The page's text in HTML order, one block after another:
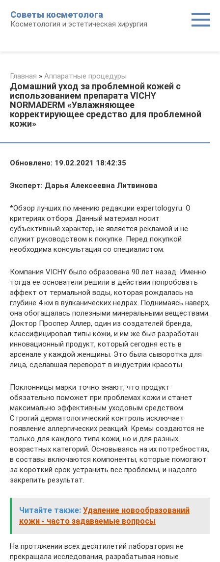
контенту
Советы косметолога
Косметология и эстетическая хирургия
Главная » Аппаратные процедуры
Домашний уход за проблемной кожей с
использованием препарата VICHY
NORMADERM «Увлажняющее
корректирующее средство для проблемной
кожи»
Обновлено: 19.02.2021 18:42:35
Эксперт: Дарья Алексеевна Литвинова
*Обзор лучших по мнению редакции expertology.ru. О
критериях отбора. Данный материал носит
субъективный характер, не является рекламой и не
служит руководством к покупке. Перед покупкой
необходима консультация со специалистом.
Компания VICHY было образована 90 лет назад. Именно
тогда ее основатели решили в действии попробовать
эффект от термальной воды, которая рождалась на
глубине 4 км в вулканических недрах. Поднимаясь наверх,
она обогащалась полезными минеральными веществами.
Доктор Проспер Аллер, один из создателей бренда,
классифицировал типы кожи, и им же был разработан
инновационный продукт, который сегодня есть в
арсенале у каждой женщины. Это была сыворотка для
лица, сделавшая переворот в индустрии красоты.
Поклонницы марки точно знают, что продукт
обязательно поможет при проблемах кожи и станет
максимально эффективным уходовым средством.
Строгий дерматологический контроль исключает
появление аллергических реакций. Кремы создаются не
только для каждого типа кожи, но и для разных
возрастных категорий. Основываясь на их потребностях,
в составы включаются компоненты, которые помогают
за короткий срок устранить все проблемы, и надолго
закрепить результат.
Читайте также: Удаление новообразований
кожи - часто задаваемые вопросы
На протяжении всех десятилетий лаборатория не
прекращала исследования, разрабатывая новые